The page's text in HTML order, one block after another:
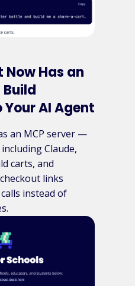
Has an
Build
AI Agent
an MCP server —
Claude,
carts, and
links
instead of